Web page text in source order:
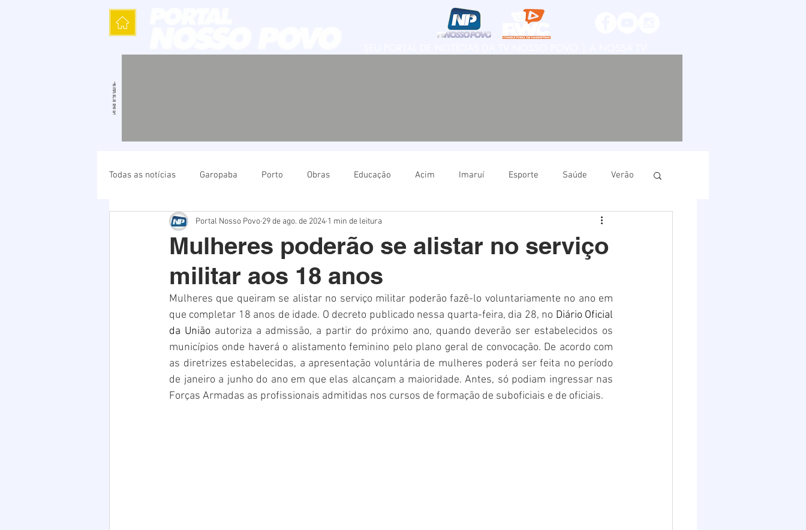
Todas as notícias Garopaba Porto Obras Educação Acim Imaruí Esporte Saúde Verão
Cultura Polícia Natureza Imbituba Imbituba
Verão Saúde Polícia Destaque
infraestrutura Natal PERDIDOS
Mulheres poderão se alistar no serviço
militar aos 18 anos
Portal Nosso Povo 29 de ago. de 2024 1 min de leitura
Mulheres que queiram se alistar no serviço militar poderão fazê-lo voluntariamente no ano em
que completar 18 anos de idade. O decreto publicado nessa quarta-feira, dia 28, no Diário Oficial
da União autoriza a admissão, a partir do próximo ano, quando deverão ser estabelecidos os
municípios onde haverá o alistamento feminino pelo plano geral de convocação. De acordo com
as diretrizes estabelecidas, a apresentação voluntária de mulheres poderá ser feita no período
de janeiro a junho do ano em que elas alcançam a maioridade. Antes, só podiam ingressar nas
Forças Armadas as profissionais admitidas nos cursos de formação de suboficiais e de oficiais.